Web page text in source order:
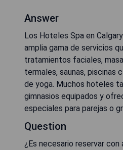
Answer
Los Hoteles Spa en
amplia gama de servicios
tratamientos faciales,
termales, saunas, piscinas
de yoga. Muchos hoteles
gimnasios equipados y
especiales para parejas o
Question
¿Es necesario reservar con